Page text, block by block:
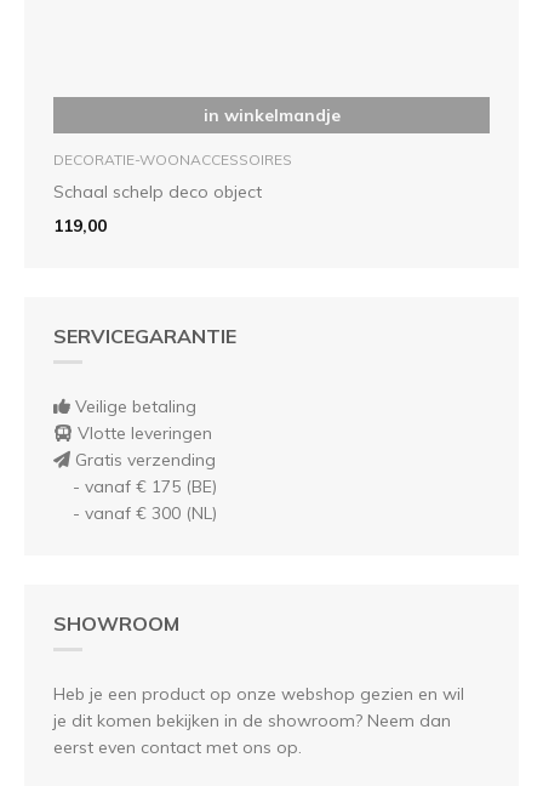
in winkelmandje
DECORATIE-WOONACCESSOIRES
Schaal schelp deco object
119,00
SERVICEGARANTIE
Veilige betaling
Vlotte leveringen
Gratis verzending
- vanaf € 175 (BE)
- vanaf € 300 (NL)
SHOWROOM
Heb je een product op onze webshop gezien en wil
je dit komen bekijken in de showroom? Neem dan
eerst even contact met ons op.